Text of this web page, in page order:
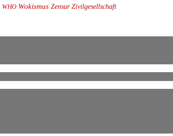
WHO Wokismus Zensur Zivilgesellschaft